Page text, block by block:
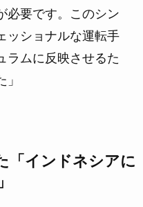
必要です。このシン
ッショナルな運転手
ラムに反映させるた
「インドネシアに